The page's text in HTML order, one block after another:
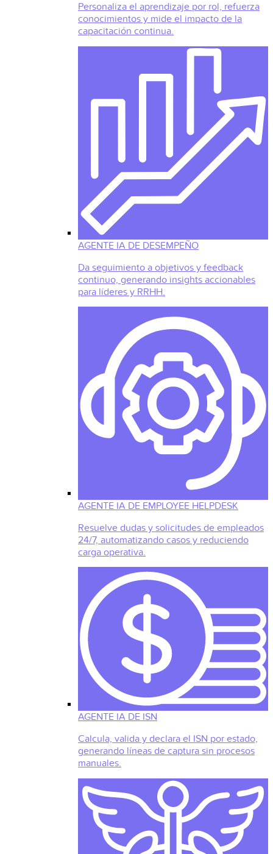
Personaliza el aprendizaje por rol, refuerza
conocimientos y mide el impacto de la
capacitación continua.
AGENTE IA DE DESEMPEÑO
Da seguimiento a objetivos y feedback
continuo, generando insights accionables
para líderes y RRHH.
AGENTE IA DE EMPLOYEE HELPDESK
Resuelve dudas y solicitudes de empleados
24/7, automatizando casos y reduciendo
carga operativa.
AGENTE IA DE ISN
Calcula, valida y declara el ISN por estado,
generando líneas de captura sin procesos
manuales.